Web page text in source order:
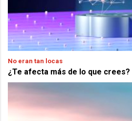
No eran tan locas
¿Te afecta más de lo que